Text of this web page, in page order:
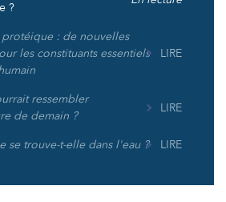
?
protéique : de nouvelles
les constituants essentiels
LIRE
ressembler
de demain ?
LIRE
se trouve-t-elle dans l'eau ? LIRE